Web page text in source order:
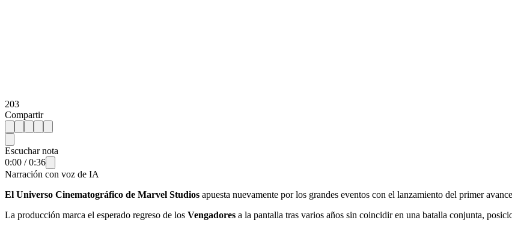
203
Compartir
Escuchar nota
0:00 /0:36
Narración con voz de IA
El Universo Cinematográfico de Marvel Studios apuesta nuevamente por los grandes eventos con el lanzamiento del primer
La producción marca el esperado regreso de los Vengadores a la pantalla tras varios años sin coincidir en una batalla conjunta,